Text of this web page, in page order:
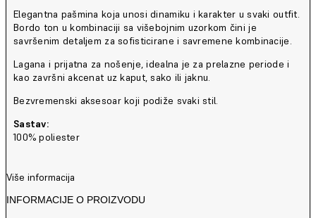
Elegantna pašmina koja unosi dinamiku i karakter u svaki outfit.
Bordo ton u kombinaciji sa višebojnim uzorkom čini je
savršenim detaljem za sofisticirane i savremene kombinacije.
Lagana i prijatna za nošenje, idealna je za prelazne periode i
kao završni akcenat uz kaput, sako ili jaknu.
Bezvremenski aksesoar koji podiže svaki stil.
Sastav:
100% poliester
Više informacija
INFORMACIJE O PROIZVODU